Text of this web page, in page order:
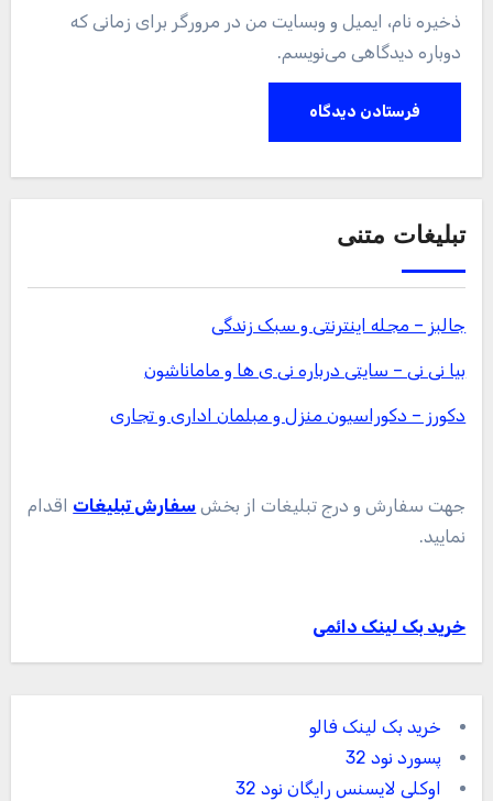
ذخیره نام، ایمیل و وبسایت من در مرورگر برای زمانی که
دوباره دیدگاهی می‌نویسم.
تبلیغات متنی
جالبز – مجله اینترنتی و سبک زندگی
بیا نی نی – سایتی درباره نی ی ها و ماماناشون
دکورز – دکوراسیون منزل و مبلمان اداری و تجاری
جهت سفارش و درج تبلیغات از بخش سفارش تبلیغات اقدام
نمایید.
خرید بک لینک دائمی
خرید بک لینک فالو
پسورد نود 32
اوکلی لایسنس رایگان نود 32